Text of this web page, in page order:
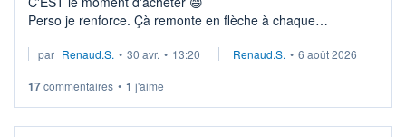
Perso je renforce. Çà remonte en flèche à chaque
Investissement long terme tip top pour sa retraite.
par Renaud.S. • 30 avr. • 13:20 Renaud.S. • 6 août 2026
17commentaires • 1 j'aime